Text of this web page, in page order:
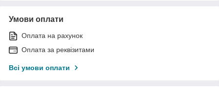
Умови оплати
Оплата на рахунок
Оплата за реквізитами
Всі умови оплати